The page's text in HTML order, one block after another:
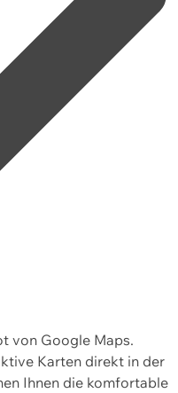
von Google Maps.
Karten direkt in der
Ihnen die komfortable